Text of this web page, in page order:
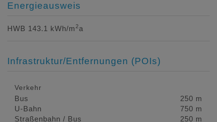
Energieausweis
HWB 143.1 kWh/m2a
Infrastruktur/Entfernungen (POIs)
Verkehr
Bus
250 m
U-Bahn
750 m
Straßenbahn / Bus
250 m